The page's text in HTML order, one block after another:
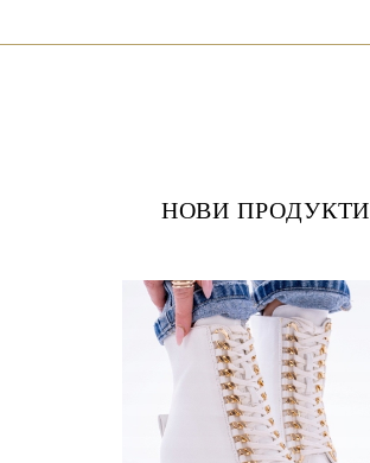
НОВИ ПРОДУКТИ